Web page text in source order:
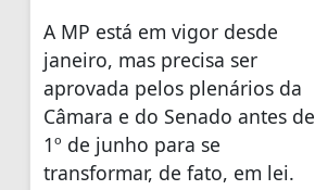
A MP está em vigor desde
janeiro, mas precisa ser
aprovada pelos plenários da
Câmara e do Senado antes de
1º de junho para se
transformar, de fato, em lei.